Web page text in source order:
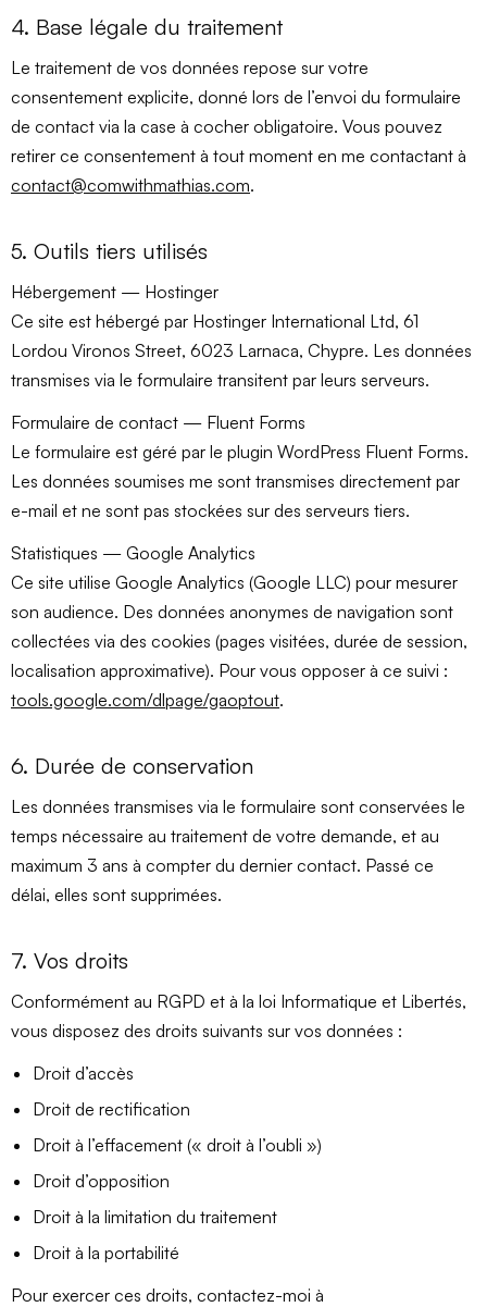
4. Base légale du traitement
Le traitement de vos données repose sur votre
consentement explicite, donné lors de l’envoi du formulaire
de contact via la case à cocher obligatoire. Vous pouvez
retirer ce consentement à tout moment en me contactant à
contact@comwithmathias.com.
5. Outils tiers utilisés
Hébergement — Hostinger
Ce site est hébergé par Hostinger International Ltd, 61
Lordou Vironos Street, 6023 Larnaca, Chypre. Les données
transmises via le formulaire transitent par leurs serveurs.
Formulaire de contact — Fluent Forms
Le formulaire est géré par le plugin WordPress Fluent Forms.
Les données soumises me sont transmises directement par
e-mail et ne sont pas stockées sur des serveurs tiers.
Statistiques — Google Analytics
Ce site utilise Google Analytics (Google LLC) pour mesurer
son audience. Des données anonymes de navigation sont
collectées via des cookies (pages visitées, durée de session,
localisation approximative). Pour vous opposer à ce suivi :
tools.google.com/dlpage/gaoptout.
6. Durée de conservation
Les données transmises via le formulaire sont conservées le
temps nécessaire au traitement de votre demande, et au
maximum 3 ans à compter du dernier contact. Passé ce
délai, elles sont supprimées.
7. Vos droits
Conformément au RGPD et à la loi Informatique et Libertés,
vous disposez des droits suivants sur vos données :
Droit d’accès
Droit de rectification
Droit à l’effacement (« droit à l’oubli »)
Droit d’opposition
Droit à la limitation du traitement
Droit à la portabilité
Pour exercer ces droits, contactez-moi à